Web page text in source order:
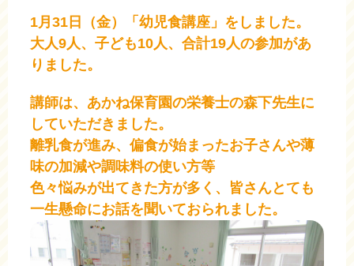
1月31日（金）「幼児食講座」をしました。
大人9人、子ども10人、合計19人の参加があ
りました。
講師は、あかね保育園の栄養士の森下先生に
していただきました。
離乳食が進み、偏食が始まったお子さんや薄
味の加減や調味料の使い方等
色々悩みが出てきた方が多く、皆さんとても
一生懸命にお話を聞いておられました。